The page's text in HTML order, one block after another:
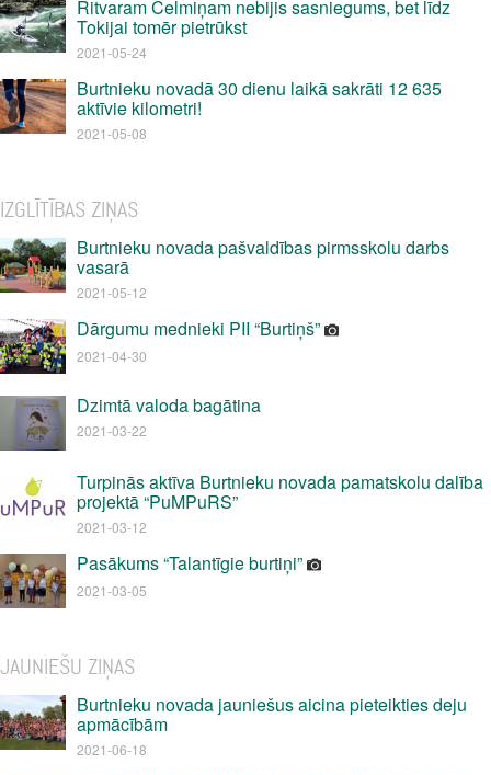
Ritvaram Celmiņam nebijis sasniegums, bet līdz
Tokijai tomēr pietrūkst
2021-05-24
Burtnieku novadā 30 dienu laikā sakrāti 12 635
aktīvie kilometri!
2021-05-08
IZGLĪTĪBAS ZIŅAS
Burtnieku novada pašvaldības pirmsskolu darbs
vasarā
2021-05-12
Dārgumu mednieki PII “Burtiņš”
2021-04-30
Dzimtā valoda bagātina
2021-03-22
Turpinās aktīva Burtnieku novada pamatskolu dalība
projektā “PuMPuRS”
2021-03-12
Pasākums “Talantīgie burtiņi”
2021-03-05
JAUNIEŠU ZIŅAS
Burtnieku novada jauniešus aicina pieteikties deju
apmācībām
2021-06-18